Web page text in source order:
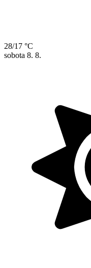
28/17 °C
sobota 8. 8.